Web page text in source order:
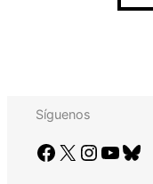
Síguenos
Facebook X Instagram YouTube Bluesky